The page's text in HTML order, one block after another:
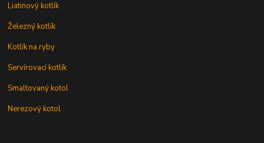
Liatinový kotlík
Železný kotlík
Kotlík na ryby
Servírovací kotlík
Smaltovaný kotol
Nerezový kotol